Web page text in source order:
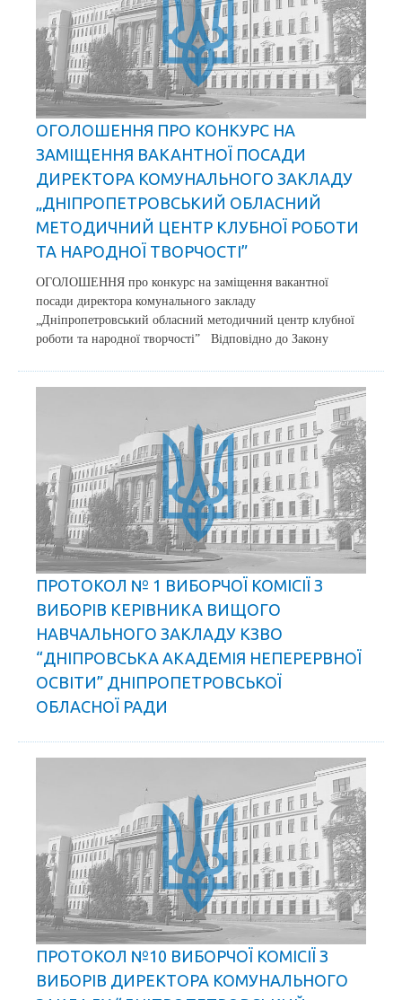
ОГОЛОШЕННЯ ПРО КОНКУРС НА
ЗАМІЩЕННЯ ВАКАНТНОЇ ПОСАДИ
ДИРЕКТОРА КОМУНАЛЬНОГО ЗАКЛАДУ
„ДНІПРОПЕТРОВСЬКИЙ ОБЛАСНИЙ
МЕТОДИЧНИЙ ЦЕНТР КЛУБНОЇ РОБОТИ
ТА НАРОДНОЇ ТВОРЧОСТІ”
ОГОЛОШЕННЯ про конкурс на заміщення вакантної
посади директора комунального закладу
„Дніпропетровський обласний методичний центр клубної
роботи та народної творчості” Відповідно до Закону
ПРОТОКОЛ № 1 ВИБОРЧОЇ КОМІСІЇ З
ВИБОРІВ КЕРІВНИКА ВИЩОГО
НАВЧАЛЬНОГО ЗАКЛАДУ КЗВО
“ДНІПРОВСЬКА АКАДЕМІЯ НЕПЕРЕРВНОЇ
ОСВІТИ” ДНІПРОПЕТРОВСЬКОЇ
ОБЛАСНОЇ РАДИ
ПРОТОКОЛ №10 ВИБОРЧОЇ КОМІСІЇ З
ВИБОРІВ ДИРЕКТОРА КОМУНАЛЬНОГО